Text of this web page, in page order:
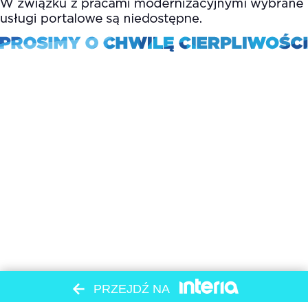
PRZEJDŹ NA